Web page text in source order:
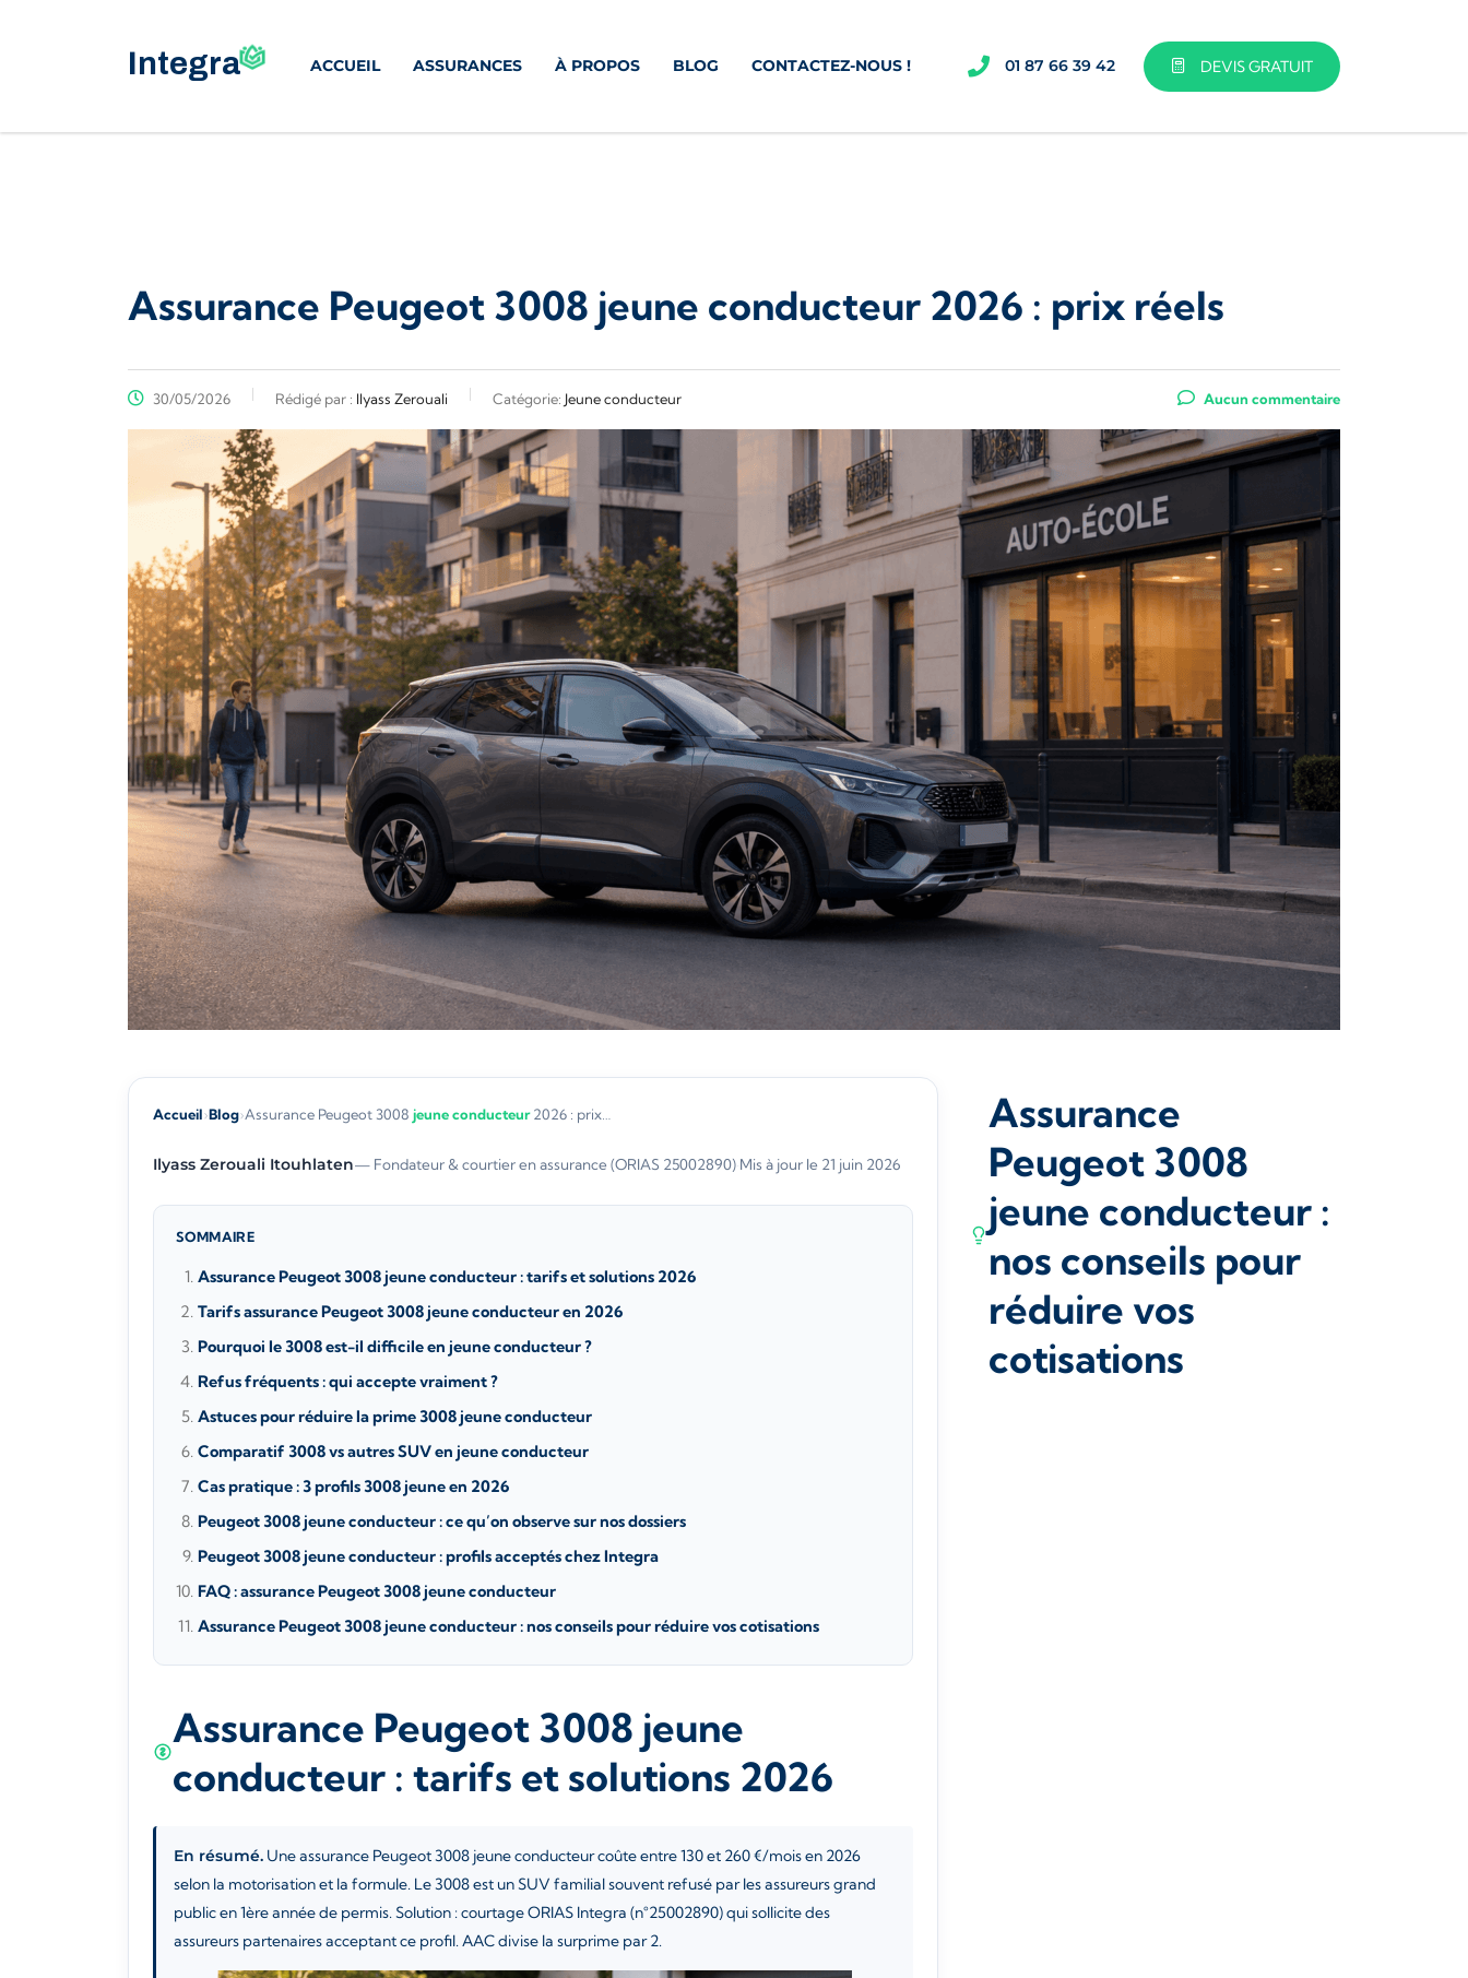
ACCUEIL ASSURANCES À PROPOS BLOG CONTACTEZ-NOUS ! 01 87 66 39 42 DEVIS GRATUIT
Assurance Peugeot 3008 jeune conducteur 2026 : prix réels
30/05/2026 Rédigé par : Ilyass Zerouali Catégorie: Jeune conducteur Aucun commentaire
Accueil›Blog›Assurance Peugeot 3008 jeune conducteur2026 : prix…
Ilyass Zerouali Itouhlaten— Fondateur & courtier en assurance (ORIAS 25002890)·Mis à jour le 21 juin 2026
SOMMAIRE
Assurance Peugeot 3008 jeune conducteur : tarifs et solutions 2026
Tarifs assurance Peugeot 3008 jeune conducteur en 2026
Pourquoi le 3008 est-il difficile en jeune conducteur ?
Refus fréquents : qui accepte vraiment ?
Astuces pour réduire la prime 3008 jeune conducteur
Comparatif 3008 vs autres SUV en jeune conducteur
Cas pratique : 3 profils 3008 jeune en 2026
Peugeot 3008 jeune conducteur : ce qu’on observe sur nos dossiers
Peugeot 3008 jeune conducteur : profils acceptés chez Integra
FAQ : assurance Peugeot 3008 jeune conducteur
Assurance Peugeot 3008 jeune conducteur : nos conseils pour réduire vos cotisations
Assurance Peugeot 3008 jeune
conducteur : tarifs et solutions 2026
En résumé. Une assurance Peugeot 3008 jeune conducteur coûte entre 130 et 260 €/mois en 2026
selon la motorisation et la formule. Le 3008 est un SUV familial souvent refusé par les assureurs grand
public en 1ère année de permis. Solution : courtage ORIAS Integra (n°25002890) qui sollicite des
assureurs partenaires acceptant ce profil. AAC divise la surprime par 2.
Assurance
Peugeot 3008
jeune conducteur :
nos conseils pour
réduire vos
cotisations